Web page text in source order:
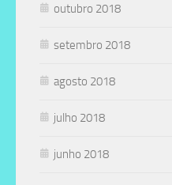
outubro 2018
setembro 2018
agosto 2018
julho 2018
junho 2018